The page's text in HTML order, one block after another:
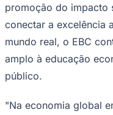
promoção do impacto
conectar a excelência
mundo real, o EBC
amplo à educação
público.
"Na economia global